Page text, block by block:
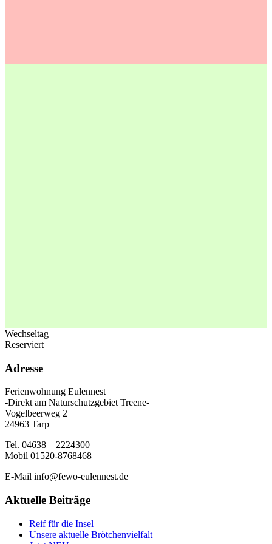
Wechseltag
Reserviert
Adresse
Ferienwohnung Eulennest
-Direkt am Naturschutzgebiet Treene-
Vogelbeerweg 2
24963 Tarp
Tel. 04638 – 2224300
Mobil 01520-8768468
E-Mail info@fewo-eulennest.de
Aktuelle Beiträge
Reif für die Insel
Unsere aktuelle Brötchenvielfalt